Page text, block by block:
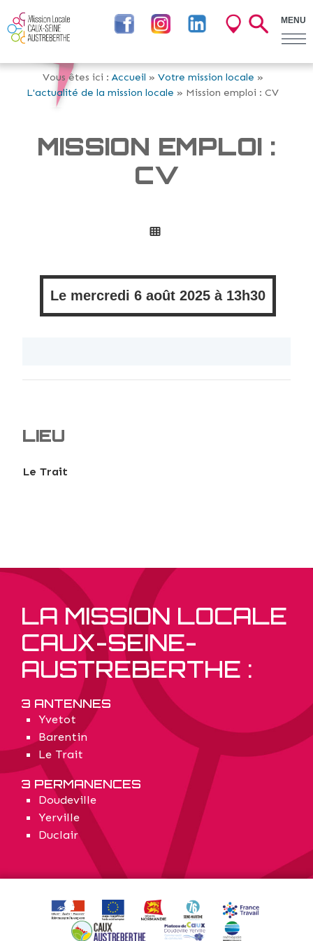
MENU
Vous êtes ici : Accueil » Votre mission locale »
L'actualité de la mission locale » Mission emploi : CV
MISSION EMPLOI :
CV
Le mercredi 6 août 2025 à 13h30
LIEU
Le Trait
LA MISSION LOCALE
CAUX-SEINE-
AUSTREBERTHE :
3 ANTENNES
Yvetot
Barentin
Le Trait
3 PERMANENCES
Doudeville
Yerville
Duclair